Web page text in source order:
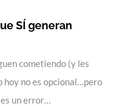
SÍ generan
cometiendo (y les
hoy no es opcional…pero
un error…